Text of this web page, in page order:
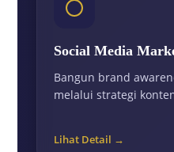
Social Media
Bangun brand
melalui strategi
Lihat Detail →